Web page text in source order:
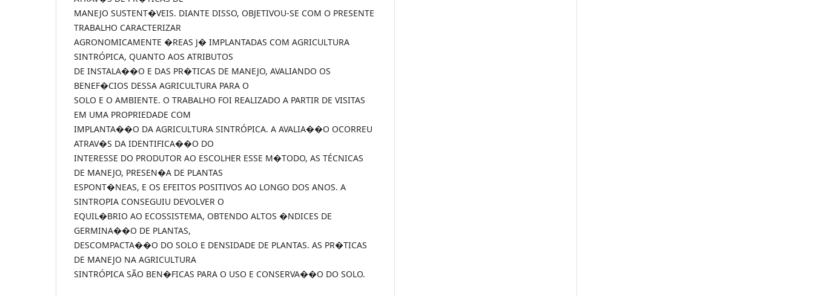
MANEJO SUSTENT�VEIS. DIANTE DISSO, OBJETIVOU-SE COM O PRESENTE
TRABALHO CARACTERIZAR
AGRONOMICAMENTE �REAS J� IMPLANTADAS COM AGRICULTURA
SINTRÓPICA, QUANTO AOS ATRIBUTOS
DE INSTALA��O E DAS PR�TICAS DE MANEJO, AVALIANDO OS
BENEF�CIOS DESSA AGRICULTURA PARA O
SOLO E O AMBIENTE. O TRABALHO FOI REALIZADO A PARTIR DE VISITAS
EM UMA PROPRIEDADE COM
IMPLANTA��O DA AGRICULTURA SINTRÓPICA. A AVALIA��O OCORREU
ATRAV�S DA IDENTIFICA��O DO
INTERESSE DO PRODUTOR AO ESCOLHER ESSE M�TODO, AS TÉCNICAS
DE MANEJO, PRESEN�A DE PLANTAS
ESPONT�NEAS, E OS EFEITOS POSITIVOS AO LONGO DOS ANOS. A
SINTROPIA CONSEGUIU DEVOLVER O
EQUIL�BRIO AO ECOSSISTEMA, OBTENDO ALTOS �NDICES DE
GERMINA��O DE PLANTAS,
DESCOMPACTA��O DO SOLO E DENSIDADE DE PLANTAS. AS PR�TICAS
DE MANEJO NA AGRICULTURA
SINTRÓPICA SÃO BEN�FICAS PARA O USO E CONSERVA��O DO SOLO.